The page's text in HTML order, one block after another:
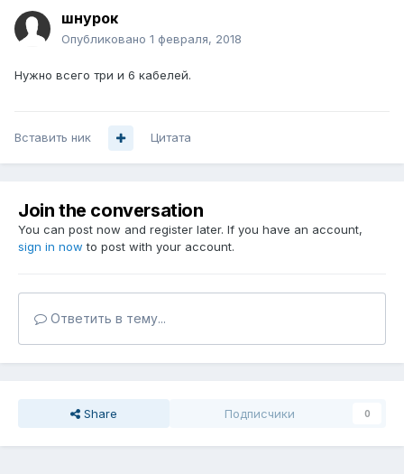
шнурок
Опубликовано 1 февраля, 2018
Нужно всего три и 6 кабелей.
Вставить ник Цитата
Join the conversation
You can post now and register later. If you have an account,
sign in now to post with your account.
Ответить в тему...
Share Подписчики 0